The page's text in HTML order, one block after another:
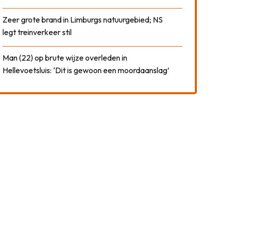
Zeer grote brand in Limburgs natuurgebied; NS
legt treinverkeer stil
Man (22) op brute wijze overleden in
Hellevoetsluis: ‘Dit is gewoon een moordaanslag’